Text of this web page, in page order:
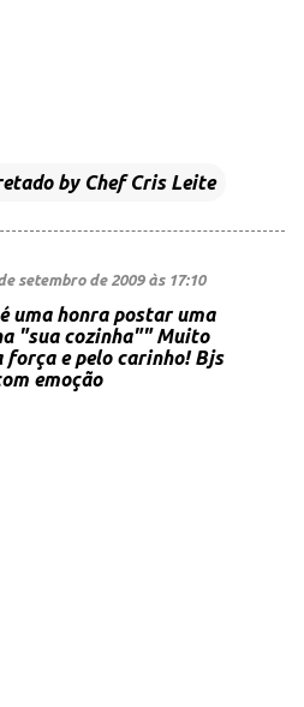
by Chef Cris Leite
setembro de 2009 às 17:10
uma honra postar uma
"sua cozinha"" Muito
força e pelo carinho! Bjs
emoção